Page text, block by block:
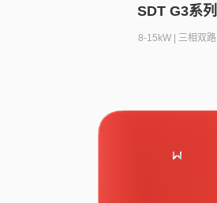
SDT G3系列
8-15kW | 三相双路